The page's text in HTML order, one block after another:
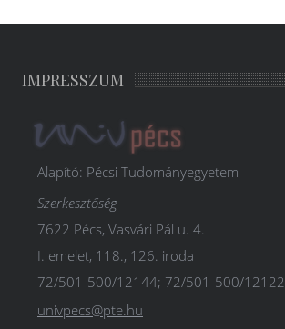
IMPRESSZUM
Alapító: Pécsi Tudományegyetem
Szerkesztőség
7622 Pécs, Vasvári Pál u. 4.
I. emelet, 118., 126. iroda
72/501-500/12144; 72/501-500/12122
univpecs@pte.hu